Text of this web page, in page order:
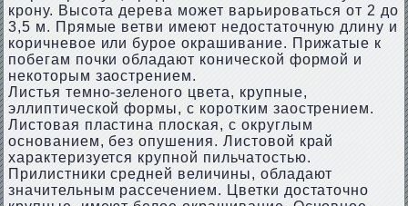
крону. Высота дерева может варьироваться от 2 до
3,5 м. Прямые ветви имеют недостаточную длину и
коричневое или бурое окрашивание. Прижатые к
побегам почки обладают конической формой и
некоторым заострением.
Листья темно-зеленого цвета, крупные,
эллиптической формы, с коротким заострением.
Листовая пластина плоская, с округлым
основанием, без опушения. Листовой край
характеризуется крупной пильчатостью.
Прилистники средней величины, обладают
значительным рассечением. Цветки достаточно